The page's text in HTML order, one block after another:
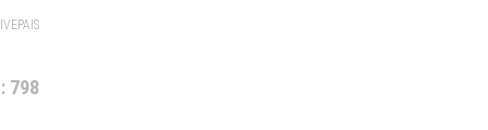
798